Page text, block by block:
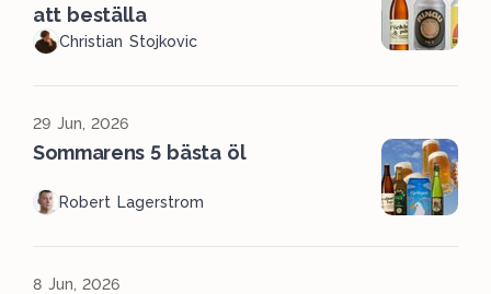
att beställa
Christian Stojkovic
29 Jun, 2026
Sommarens 5 bästa öl
Robert Lagerstrom
8 Jun, 2026